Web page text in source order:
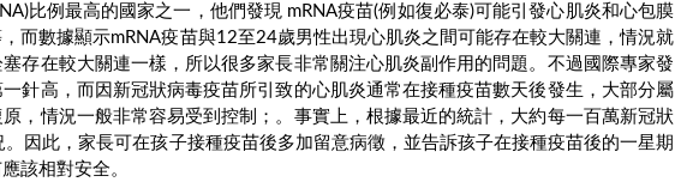
比例最高的國家之一，他們發現 mRNA疫苗(例如復必泰)可能引發心肌炎和心包膜
而數據顯示mRNA疫苗與12至24歲男性出現心肌炎之間可能存在較大關連，情況就
存在較大關連一樣，所以很多家長非常關注心肌炎副作用的問題。不過國際專家發
針高，而因新冠狀病毒疫苗所引致的心肌炎通常在接種疫苗數天後發生，大部分屬
，情況一般非常容易受到控制；。事實上，根據最近的統計，大約每一百萬新冠狀
因此，家長可在孩子接種疫苗後多加留意病徵，並告訴孩子在接種疫苗後的一星期
該相對安全。